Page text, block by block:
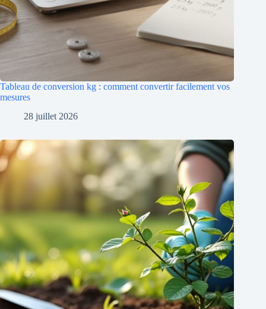
Tableau de conversion kg : comment convertir facilement vos
mesures
28 juillet 2026